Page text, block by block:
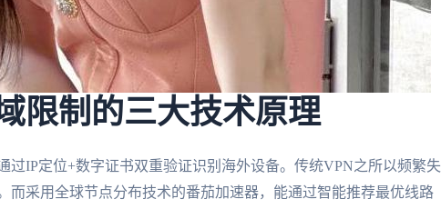
限制的三大技术原理
过IP定位+数字证书双重验证识别海外设备。传统VPN之所以频繁失
而采用全球节点分布技术的番茄加速器，能通过智能推荐最优线路